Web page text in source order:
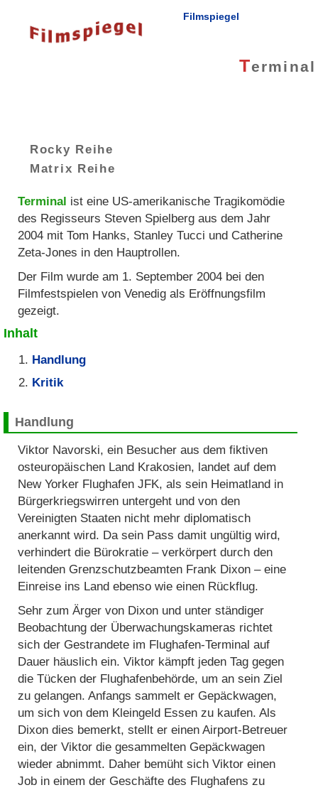
Filmspiegel
Terminal
Rocky Reihe
Matrix Reihe
Terminal ist eine US-amerikanische Tragikomödie
des Regisseurs Steven Spielberg aus dem Jahr
2004 mit Tom Hanks, Stanley Tucci und Catherine
Zeta-Jones in den Hauptrollen.
Der Film wurde am 1. September 2004 bei den
Filmfestspielen von Venedig als Eröffnungsfilm
gezeigt.
Inhalt
Handlung
Kritik
Handlung
Viktor Navorski, ein Besucher aus dem fiktiven
osteuropäischen Land Krakosien, landet auf dem
New Yorker Flughafen JFK, als sein Heimatland in
Bürgerkriegswirren untergeht und von den
Vereinigten Staaten nicht mehr diplomatisch
anerkannt wird. Da sein Pass damit ungültig wird,
verhindert die Bürokratie – verkörpert durch den
leitenden Grenzschutzbeamten Frank Dixon – eine
Einreise ins Land ebenso wie einen Rückflug.
Sehr zum Ärger von Dixon und unter ständiger
Beobachtung der Überwachungskameras richtet
sich der Gestrandete im Flughafen-Terminal auf
Dauer häuslich ein. Viktor kämpft jeden Tag gegen
die Tücken der Flughafenbehörde, um an sein Ziel
zu gelangen. Anfangs sammelt er Gepäckwagen,
um sich von dem Kleingeld Essen zu kaufen. Als
Dixon dies bemerkt, stellt er einen Airport-Betreuer
ein, der Viktor die gesammelten Gepäckwagen
wieder abnimmt. Daher bemüht sich Viktor einen
Job in einem der Geschäfte des Flughafens zu